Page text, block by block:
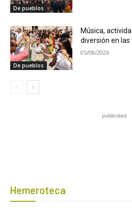
De pueblos
De pueblos
Música,
diversión en
05/08/2026
publicidad
Hemeroteca